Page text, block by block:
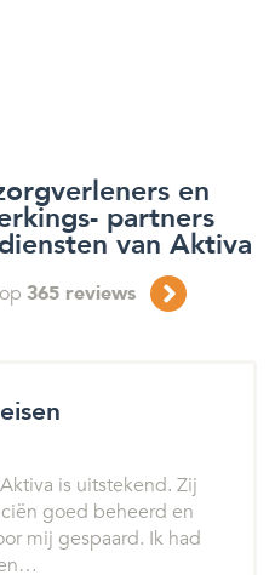
en
partners
van Aktiva
365 reviews
is uitstekend. Zij
goed beheerd en
mij gespaard. Ik had